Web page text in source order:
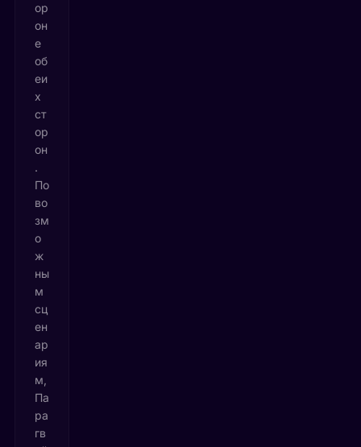
ор
он
е
об
еи
х
ст
ор
он
.
По
во
зм
о
ж
ны
м
сц
ен
ар
ия
м,
Па
ра
гв